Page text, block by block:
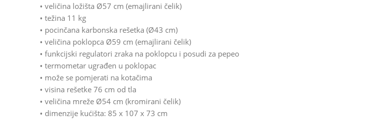
• veličina ložišta Ø57 cm (emajlirani čelik)
• težina 11 kg
• pocinčana karbonska rešetka (Ø43 cm)
• veličina poklopca Ø59 cm (emajlirani čelik)
• funkcijski regulatori zraka na poklopcu i posudi za pepeo
• termometar ugrađen u poklopac
• može se pomjerati na kotačima
• visina rešetke 76 cm od tla
• veličina mreže Ø54 cm (kromirani čelik)
• dimenzije kućišta: 85 x 107 x 73 cm